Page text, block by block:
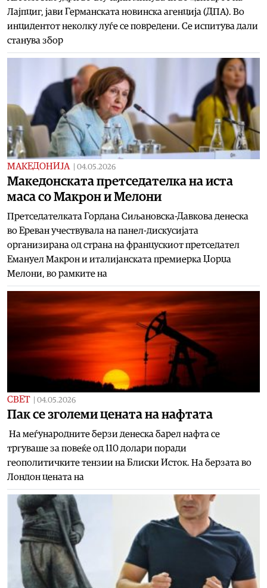
Лајпциг, јави Германската новинска агенција (ДПА). Во
инцидентот неколку луѓе се повредени. Се испитува дали
станува збор
МАКЕДОНИЈА 04.05.2026
Maкедонската претседателка на иста
маса со Макрон и Мелони
Претседателката Гордана Сиљановска-Давкова денеска
во Ереван учествувала на панел-дискусијата
организирана од страна на францускиот претседател
Емануел Макрон и италијанската премиерка Џорџа
Мелони, во рамките на
СВЕТ 04.05.2026
Пак се зголеми цената на нафтата
На меѓународните берзи денеска барел нафта се
тргуваше за повеќе од 110 долари поради
геополитичките тензии на Блиски Исток. На берзата во
Лондон цената на